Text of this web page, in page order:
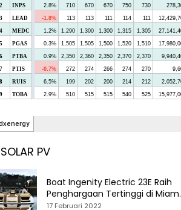
SOLAR PV
Boat Ingenity Electric 23E Raih
Penghargaan Tertinggi di Miami
International Boat Show
17 Februari 2022